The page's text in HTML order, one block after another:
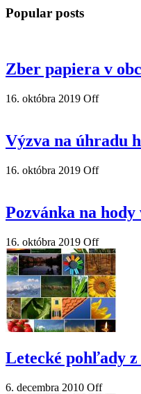
Popular posts
Zber papiera v
16. októbra 2019 Off
Výzva na úhradu
16. októbra 2019 Off
Pozvánka na hody
16. októbra 2019 Off
Letecké pohľady z
6. decembra 2010 Off